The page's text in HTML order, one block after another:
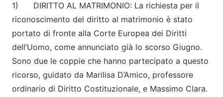
1) DIRITTO AL MATRIMONIO: La richiesta per il
riconoscimento del diritto al matrimonio è stato
portato di fronte alla Corte Europea dei Diritti
dell’Uomo, come annunciato già lo scorso Giugno.
Sono due le coppie che hanno partecipato a questo
ricorso, guidato da Marilisa D’Amico, professore
ordinario di Diritto Costituzionale, e Massimo Clara.